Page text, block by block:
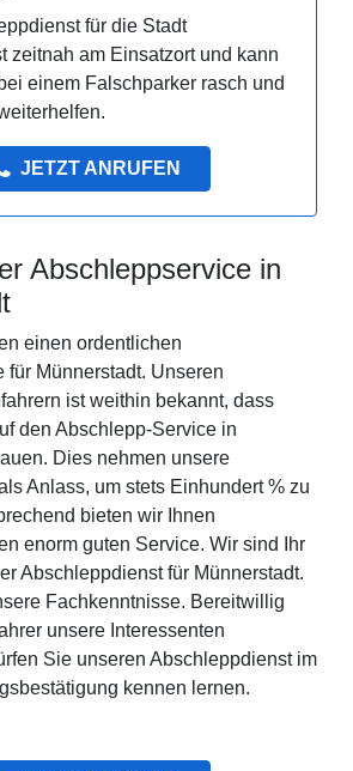
für die Stadt
zeitnah am Einsatzort und kann
einem Falschparker rasch und
JETZT ANRUFEN
Abschleppservice in
einen ordentlichen
für Münnerstadt. Unseren
ist weithin bekannt, dass
den Abschlepp-Service in
Dies nehmen unsere
Anlass, um stets Einhundert % zu
bieten wir Ihnen
enorm guten Service. Wir sind Ihr
Abschleppdienst für Münnerstadt.
Fachkenntnisse. Bereitwillig
unsere Interessenten
Sie unseren Abschleppdienst im
kennen lernen.